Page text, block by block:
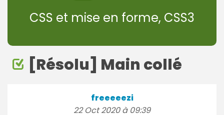
CSS et mise en forme, CSS3
[Résolu] Main collé
freeeeezi
22 Oct 2020 à 09:39